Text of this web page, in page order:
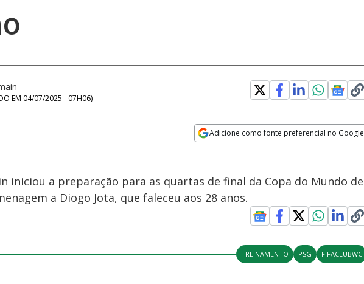
EM 04/07/2025 - 07H06)
Adicione como fonte preferencial no Google
iniciou a preparação para as quartas de final da Copa do Mundo de
a Diogo Jota, que faleceu aos 28 anos.
TREINAMENTO PSG FIFACLUBWC